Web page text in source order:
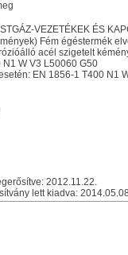
VEZETÉKEK ÉS
Fém égéstermék
acél szigetelt
N1 W V3 L50060 G50
EN 1856-1 T400 N1
2012.11.22.
lett kiadva: